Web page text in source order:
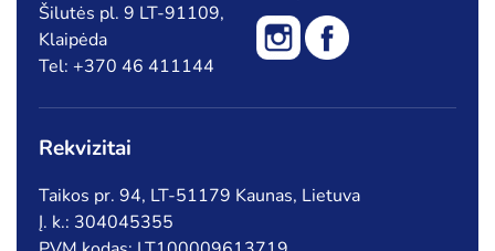
Šilutės pl. 9 LT-91109,
Klaipėda
Tel: +370 46 411144
Rekvizitai
Taikos pr. 94, LT-51179 Kaunas, Lietuva
Į. k.: 304045355